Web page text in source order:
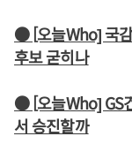
● [오늘Who] 국
후보 굳히나
● [오늘Who] GS
서 승진할까